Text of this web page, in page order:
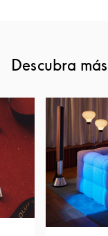
Descubra